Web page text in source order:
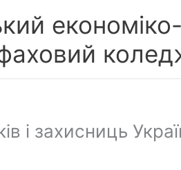
економіко-
і захисниць